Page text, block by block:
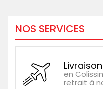
NOS SERVICES
en
retrait à